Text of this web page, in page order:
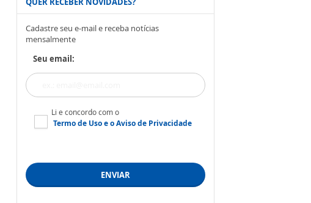
Cadastre seu e-mail e receba notícias
mensalmente
Seu email:
Li e concordo com o
Termo de Usoe oAviso de Privacidade
ENVIAR